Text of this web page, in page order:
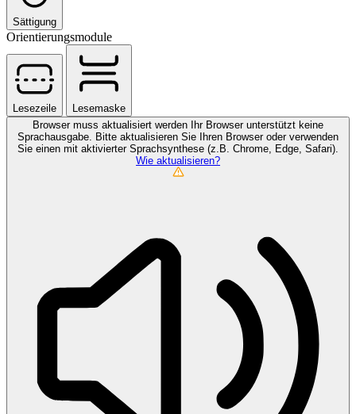
Sättigung
Orientierungsmodule
Lesezeile
Lesemaske
Browser muss aktualisiert werden
Ihr Browser unterstützt keine
Sprachausgabe. Bitte aktualisieren Sie Ihren Browser oder verwenden
Sie einen mit aktivierter Sprachsynthese (z.B. Chrome, Edge, Safari).
Wie aktualisieren?